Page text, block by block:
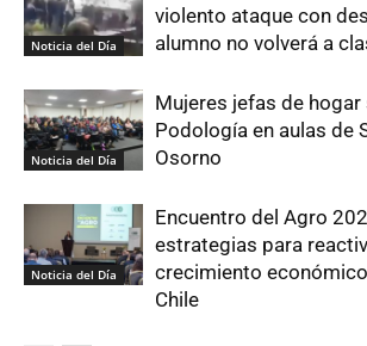
Noticia del Día
violento ataque con
alumno no volverá a
Noticia del Día
Mujeres jefas de
Podología en aulas de
Osorno
Noticia del Día
Encuentro del Agro
estrategias para
crecimiento
Chile